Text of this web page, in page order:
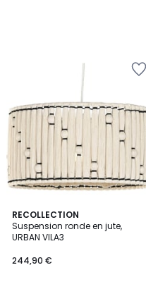
RECOLLECTION
Suspension ronde en jute,
URBAN VILA3
244,90 €